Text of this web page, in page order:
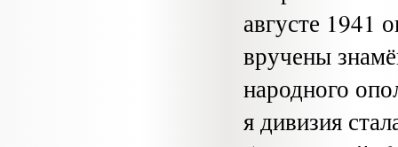
августе 1941
вручены
народного
я дивизия